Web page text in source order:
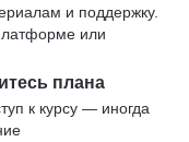
и поддержку.
или
плана
к курсу — иногда